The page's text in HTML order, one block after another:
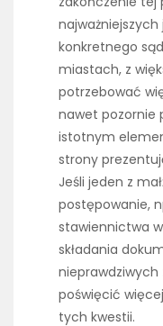
konkretnego
miastach, z
potrzebować
nawet pozornie
istotnym
strony
Jeśli jeden z
postępowanie,
stawiennictwa
składania
nieprawdziwych
poświęcić
tych kwestii.